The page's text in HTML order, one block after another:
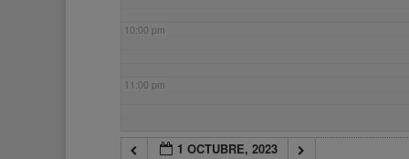
10:00 pm
11:00 pm
1 OCTUBRE, 2023